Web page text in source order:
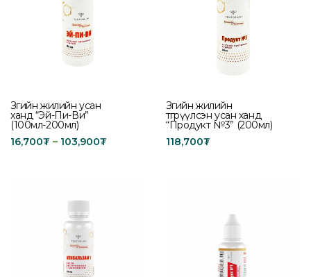
Зөгийн жилийн усан
ханд “Эй-Пи-Ви”
(100мл-200мл)
16,700₮ – 103,900₮
Зөгийн жилийн
өтгөрүүлсэн усан ханд
“Продукт №3” (200мл)
118,700₮